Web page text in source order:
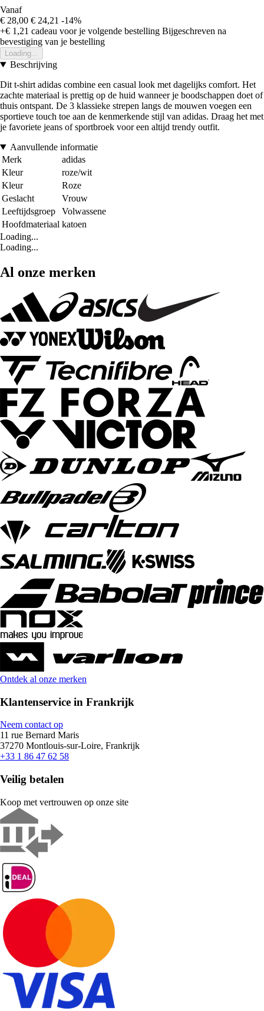
Vanaf
€ 28,00 € 24,21 -14%
+€ 1,21 cadeau voor je volgende bestelling Bijgeschreven na
bevestiging van je bestelling
Loading...
Beschrijving
Dit t-shirt adidas combine een casual look met dagelijks comfort. Het
zachte materiaal is prettig op de huid wanneer je boodschappen doet of
thuis ontspant. De 3 klassieke strepen langs de mouwen voegen een
sportieve touch toe aan de kenmerkende stijl van adidas. Draag het met
je favoriete jeans of sportbroek voor een altijd trendy outfit.
Aanvullende informatie
Merk
adidas
Kleur
roze/wit
Kleur
Roze
Geslacht
Vrouw
Leeftijdsgroep
Volwassene
Hoofdmateriaal katoen
Loading...
Loading...
Al onze merken
Ontdek al onze merken
Klantenservice in Frankrijk
Neem contact op
11 rue Bernard Maris
37270 Montlouis-sur-Loire, Frankrijk
+33 1 86 47 62 58
Veilig betalen
Koop met vertrouwen op onze site